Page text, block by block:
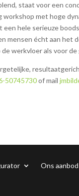
staat voor een
workshop met hoge
hele serieuze
mensen écht aan het
werkvloer als voor de
50745730of mail
Ons aanbod